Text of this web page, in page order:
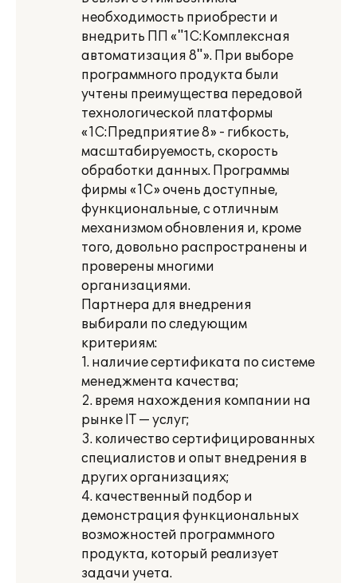
необходимость приобрести и
внедрить ПП «"1С:Комплексная
автоматизация 8"». При выборе
программного продукта были
учтены преимущества передовой
технологической платформы
«1С:Предприятие 8» - гибкость,
масштабируемость, скорость
обработки данных. Программы
фирмы «1С» очень доступные,
функциональные, с отличным
механизмом обновления и, кроме
того, довольно распространены и
проверены многими
организациями.
Партнера для внедрения
выбирали по следующим
критериям:
1. наличие сертификата по системе
менеджмента качества;
2. время нахождения компании на
рынке IT — услуг;
3. количество сертифицированных
специалистов и опыт внедрения в
других организациях;
4. качественный подбор и
демонстрация функциональных
возможностей программного
продукта, который реализует
задачи учета.